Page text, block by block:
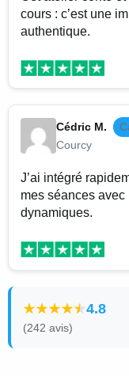
cours : c’est une
authentique.
Cédric M.
Courcy
J’ai intégré
mes séances
dynamiques.
4.8
(242 avis)